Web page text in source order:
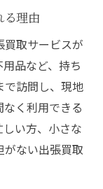
る理由
取サービスが
品など、持ち
で訪問し、現地
く利用できる
い方、小さな
ない出張買取